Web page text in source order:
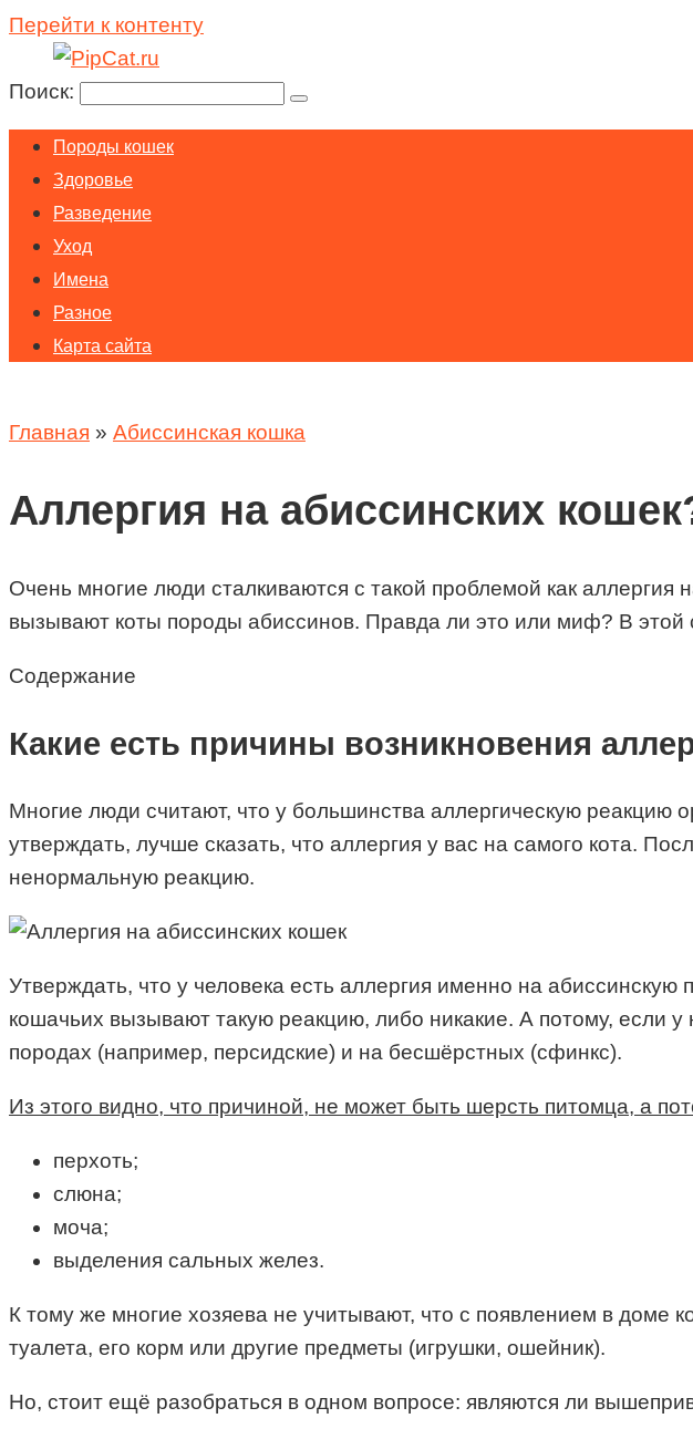
Перейти к контенту
Поиск:
Породы кошек
Здоровье
Разведение
Уход
Имена
Разное
Карта сайта
Главная » Абиссинская кошка
Аллергия на абиссинских
Очень многие люди сталкиваются с такой проблемой как
вызывают коты породы абиссинов. Правда ли это или миф? В
Содержание
Какие есть причины возникновения
Многие люди считают, что у большинства аллергическую
утверждать, лучше сказать, что аллергия у вас на самого кота.
ненормальную реакцию.
Утверждать, что у человека есть аллергия именно на
кошачьих вызывают такую реакцию, либо никакие. А потому, если
породах (например, персидские) и на бесшёрстных (сфинкс).
Из этого видно, что причиной, не может быть шерсть питомца, а
перхоть;
слюна;
моча;
выделения сальных желез.
К тому же многие хозяева не учитывают, что с появлением в доме
туалета, его корм или другие предметы (игрушки, ошейник).
Но, стоит ещё разобраться в одном вопросе: являются ли